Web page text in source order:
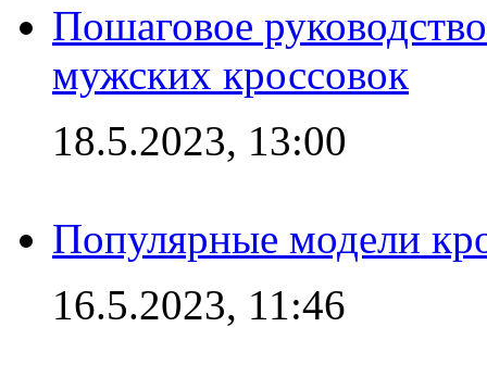
Пошаговое
мужских кроссовок
18.5.2023, 13:00
Популярные модели
16.5.2023, 11:46